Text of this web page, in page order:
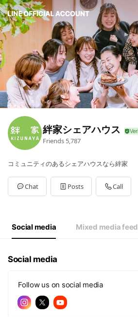
絆家シェアハウス
Friends 5,787
コミュニティのあるシェアハウスなら絆家
Chat Posts Call
Social media Mixed media feed
Social media
Follow us on social media